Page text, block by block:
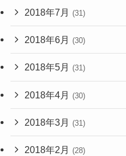
2018年7月 (31)
2018年6月 (30)
2018年5月 (31)
2018年4月 (30)
2018年3月 (31)
2018年2月 (28)